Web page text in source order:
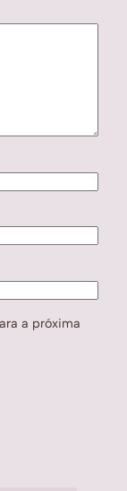
a próxima